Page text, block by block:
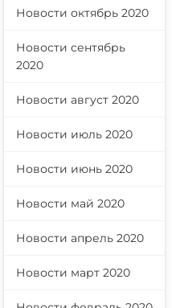
Новости октябрь 2020
Новости сентябрь
2020
Новости август 2020
Новости июль 2020
Новости июнь 2020
Новости май 2020
Новости апрель 2020
Новости март 2020